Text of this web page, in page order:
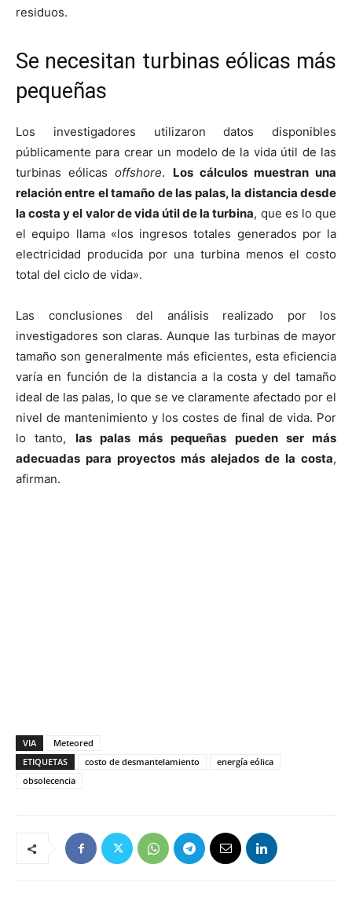
residuos.
Se necesitan turbinas eólicas más
pequeñas
Los investigadores utilizaron datos disponibles
públicamente para crear un modelo de la vida útil de las
turbinas eólicasoffshore. Los cálculos muestran una
relación entre el tamaño de las palas, la distancia desde
la costa y el valor de vida útil de la turbina, que es lo que
el equipo llama «los ingresos totales generados por la
electricidad producida por una turbina menos el costo
total del ciclo de vida».
Las conclusiones del análisis realizado por los
investigadores son claras. Aunque las turbinas de mayor
tamaño son generalmente más eficientes, esta eficiencia
varía en función de la distancia a la costa y del tamaño
ideal de las palas, lo que se ve claramente afectado por el
nivel de mantenimiento y los costes de final de vida. Por
lo tanto, las palas más pequeñas pueden ser más
adecuadas para proyectos más alejados de la costa,
afirman.
VIA
Meteored
ETIQUETAS
costo de desmantelamiento
energía eólica
obsolecencia